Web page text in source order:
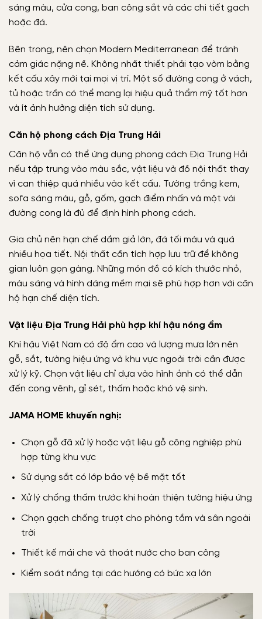
sáng màu, cửa cong, ban công sắt và các chi tiết gạch
hoặc đá.
Bên trong, nên chọn Modern Mediterranean để tránh
cảm giác nặng nề. Không nhất thiết phải tạo vòm bằng
kết cấu xây mới tại mọi vị trí. Một số đường cong ở vách,
tủ hoặc trần có thể mang lại hiệu quả thẩm mỹ tốt hơn
và ít ảnh hưởng diện tích sử dụng.
Căn hộ phong cách Địa Trung Hải
Căn hộ vẫn có thể ứng dụng phong cách Địa Trung Hải
nếu tập trung vào màu sắc, vật liệu và đồ nội thất thay
vì can thiệp quá nhiều vào kết cấu. Tường trắng kem,
sofa sáng màu, gỗ, gốm, gạch điểm nhấn và một vài
đường cong là đủ để định hình phong cách.
Gia chủ nên hạn chế dầm giả lớn, đá tối màu và quá
nhiều họa tiết. Nội thất cần tích hợp lưu trữ để không
gian luôn gọn gàng. Những món đồ có kích thước nhỏ,
màu sáng và hình dáng mềm mại sẽ phù hợp hơn với căn
hộ hạn chế diện tích.
Vật liệu Địa Trung Hải phù hợp khí hậu nóng ẩm
Khí hậu Việt Nam có độ ẩm cao và lượng mưa lớn nên
gỗ, sắt, tường hiệu ứng và khu vực ngoài trời cần được
xử lý kỹ. Chọn vật liệu chỉ dựa vào hình ảnh có thể dẫn
đến cong vênh, gỉ sét, thấm hoặc khó vệ sinh.
JAMA HOME khuyến nghị:
Chọn gỗ đã xử lý hoặc vật liệu gỗ công nghiệp phù
hợp từng khu vực
Sử dụng sắt có lớp bảo vệ bề mặt tốt
Xử lý chống thấm trước khi hoàn thiện tường hiệu ứng
Chọn gạch chống trượt cho phòng tắm và sân ngoài
trời
Thiết kế mái che và thoát nước cho ban công
Kiểm soát nắng tại các hướng có bức xạ lớn